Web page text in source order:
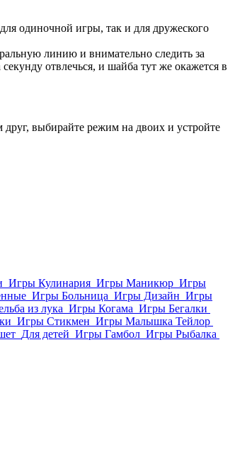
одиночной игры, так и для дружеского
линию и внимательно следить за
отвлечься, и шайба тут же окажется в
выбирайте режим на двоих и устройте
Игры Кулинария Игры Маникюр Игры
Игры Больница Игры Дизайн Игры
из лука Игры Когама Игры Бегалки
Игры Стикмен Игры Малышка Тейлор
Для детей Игры Гамбол Игры Рыбалка